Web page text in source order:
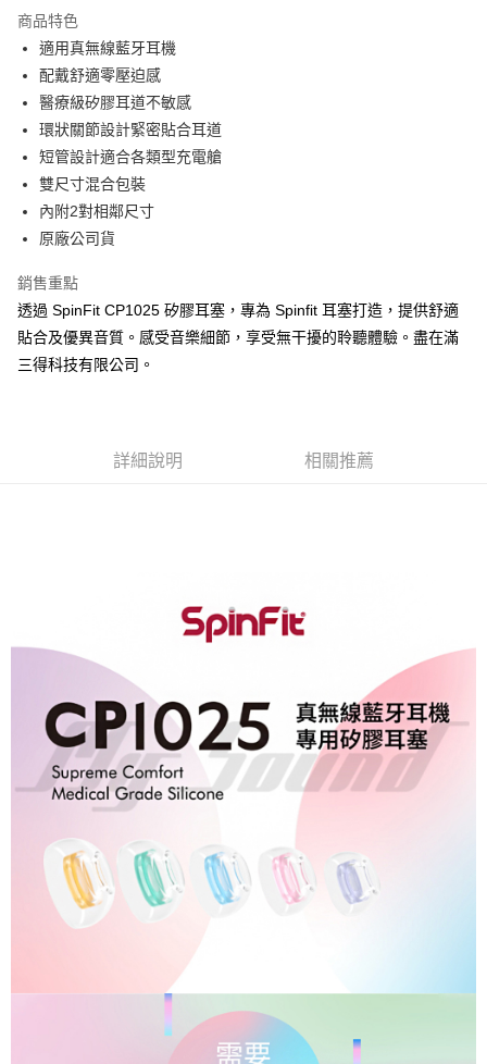
宅配
每筆NT$130，滿NT$399(含以上)免運費
商品特色
適用真無線藍牙耳機
配戴舒適零壓迫感
醫療級矽膠耳道不敏感
環狀關節設計緊密貼合耳道
短管設計適合各類型充電艙
雙尺寸混合包裝
內附2對相鄰尺寸
原廠公司貨
銷售重點
透過 SpinFit CP1025 矽膠耳塞，專為 Spinfit 耳塞打造，提供舒適
貼合及優異音質。感受音樂細節，享受無干擾的聆聽體驗。盡在滿
三得科技有限公司。
詳細說明 相關推薦